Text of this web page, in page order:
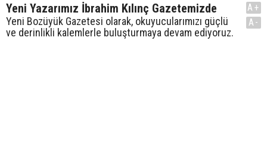
Yeni Yazarımız İbrahim Kılınç Gazetemizde
Yeni Bozüyük Gazetesi olarak, okuyucularımızı güçlü
ve derinlikli kalemlerle buluşturmaya devam ediyoruz.
A+
A-